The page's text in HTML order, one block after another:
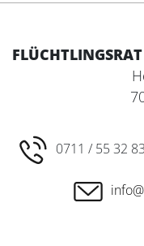
0711 / 55 32